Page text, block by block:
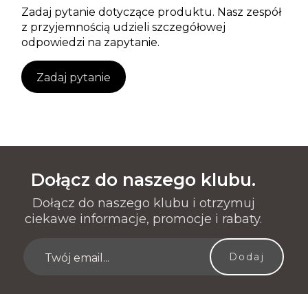
Zadaj pytanie dotyczące produktu. Nasz zespół
z przyjemnością udzieli szczegółowej
odpowiedzi na zapytanie.
Zadaj pytanie
Dołącz do naszego klubu.
Dołącz do naszego klubu i otrzymuj
ciekawe informacje, promocje i rabaty.